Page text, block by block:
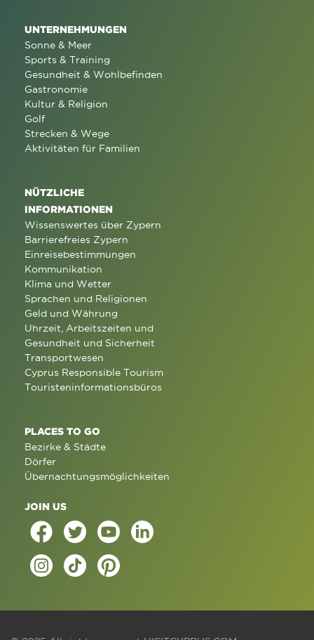
UNTERNEHMUNGEN
Sonne & Meer
Sports & Training
Gesundheit & Wohlbefinden
Gastronomie
Kultur & Religion
Golf
Strecken & Wege
Aktivitäten für Familien
NÜTZLICHE
INFORMATIONEN
Wissenswertes über Zypern
Barrierefreies Zypern
Einreisebestimmungen
Kommunikation
Klima und Wetter
Sprachen und Religionen
Geld und Währung
Uhrzeit, Arbeitszeiten und
Gesundheit und Sicherheit
Transportwesen
Cyprus Responsible Tourism
Touristeninformationsbüros
PLACES TO GO
Bezirke & Städte
Dörfer
Übernachtungsmöglichkeiten
JOIN US